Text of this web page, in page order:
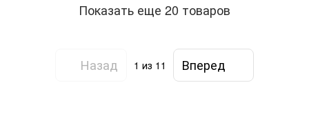
Показать еще 20 товаров
Назад 1 из 11 Вперед